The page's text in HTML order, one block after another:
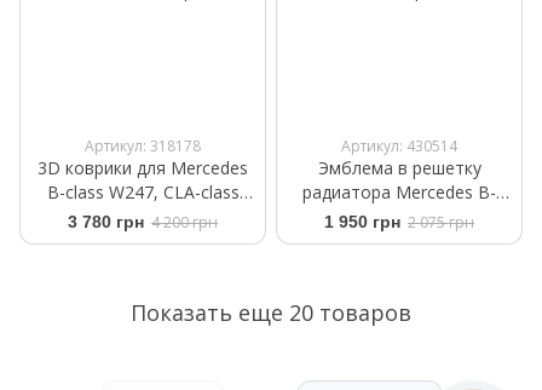
Артикул: 318178
3D коврики для Mercedes
B-class W247, CLA-class
C118, GLA-class H247 2018-
Frogum Proline 3D409927
3 780 грн 4 200 грн
Артикул: 430514
Эмблема в решетку
радиатора Mercedes B-
class W247 2018-
A0008880060 Черный
1 950 грн 2 075 грн
Показать еще 20 товаров